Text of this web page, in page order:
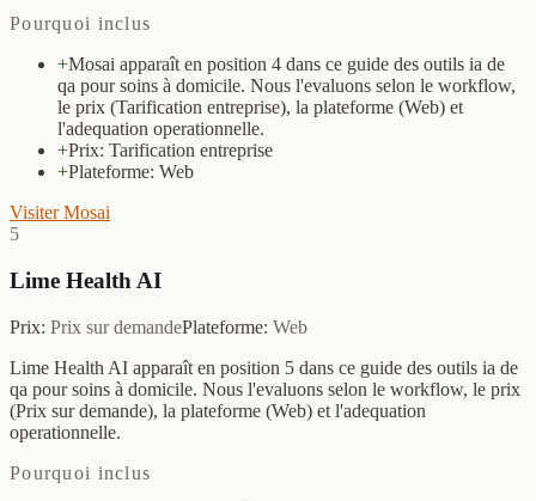
Pourquoi inclus
+Mosai apparaît en position 4 dans ce guide des outils ia de
qa pour soins à domicile. Nous l'evaluons selon le workflow,
le prix (Tarification entreprise), la plateforme (Web) et
l'adequation operationnelle.
+Prix: Tarification entreprise
+Plateforme: Web
Visiter Mosai
5
Lime Health AI
Prix: Prix sur demandePlateforme: Web
Lime Health AI apparaît en position 5 dans ce guide des outils ia de
qa pour soins à domicile. Nous l'evaluons selon le workflow, le prix
(Prix sur demande), la plateforme (Web) et l'adequation
operationnelle.
Pourquoi inclus